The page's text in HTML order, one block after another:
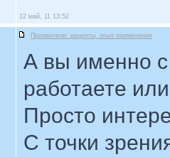
12 май, 11 13:52
Проявители: рецепты, опыт применения
А вы именно
работаете
Просто
С точки